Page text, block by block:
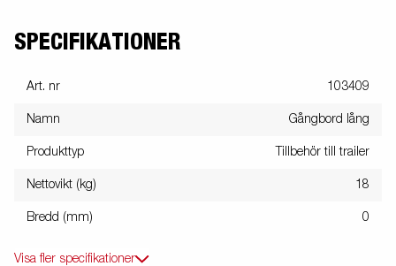
SPECIFIKATIONER
Art. nr 103409
Namn Gångbord lång
Produkttyp Tillbehör till trailer
Nettovikt (kg) 18
Bredd (mm) 0
Visa fler specifikationer